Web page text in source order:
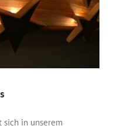
sich in unserem